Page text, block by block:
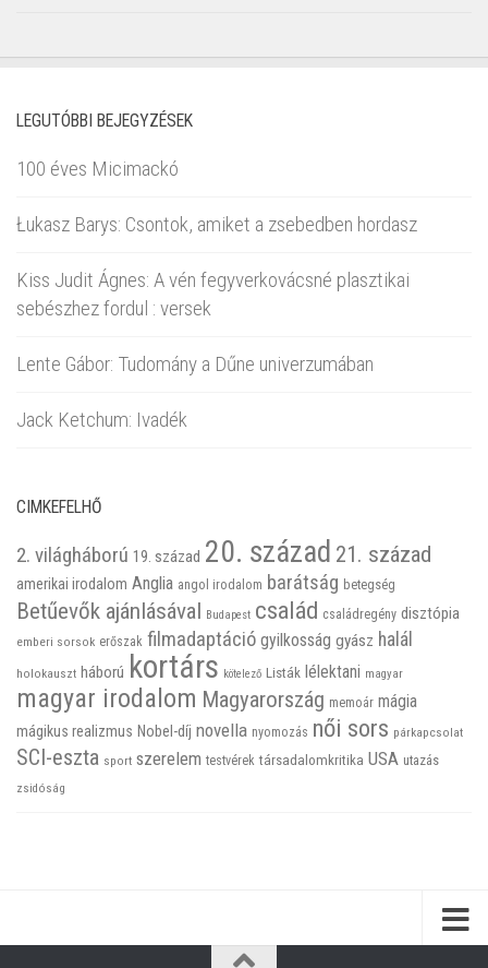
LEGUTÓBBI BEJEGYZÉSEK
100 éves Micimackó
Łukasz Barys: Csontok, amiket a zsebedben hordasz
Kiss Judit Ágnes: A vén fegyverkovácsné plasztikai
sebészhez fordul : versek
Lente Gábor: Tudomány a Dűne univerzumában
Jack Ketchum: Ivadék
CIMKEFELHŐ
2. világháború 19. század 20. század 21. század
amerikai irodalom Anglia angol irodalom barátság betegség
Betűevők ajánlásával Budapest család családregény disztópia
emberi sorsok erőszak filmadaptáció gyilkosság gyász halál
holokauszt háború kortárs kötelező Listák lélektani magyar
magyar irodalom Magyarország memoár mágia
mágikus realizmus Nobel-díj novella nyomozás női sors párkapcsolat
SCI-eszta sport szerelem testvérek társadalomkritika USA utazás
zsidóság